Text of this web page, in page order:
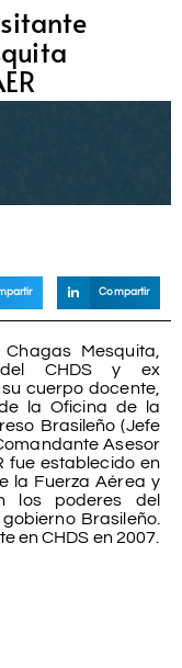
Compartir
Chagas Mesquita,
del CHDS y ex
cuerpo docente,
la Oficina de la
Brasileño (Jefe
Asesor
fue establecido en
la Fuerza Aérea y
los poderes del
Brasileño.
en CHDS en 2007.